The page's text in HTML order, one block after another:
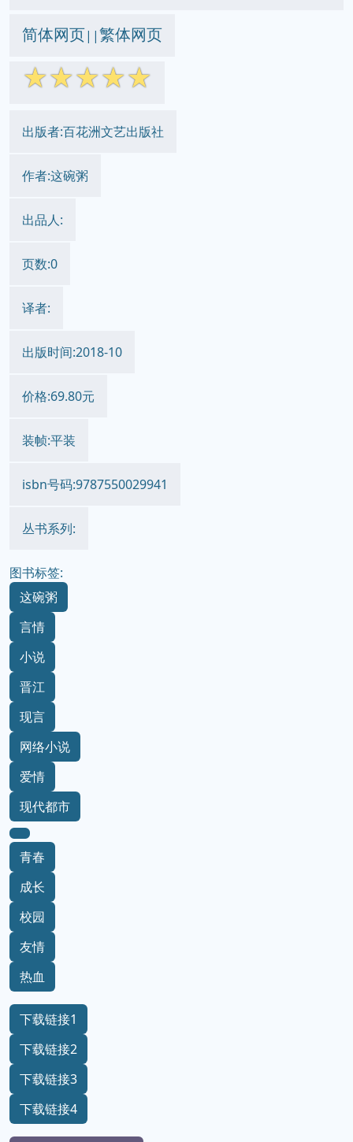
简体网页||繁体网页
☆☆☆☆☆
出版者:百花洲文艺出版社
作者:这碗粥
出品人:
页数:0
译者:
出版时间:2018-10
价格:69.80元
装帧:平装
isbn号码:9787550029941
丛书系列:
图书标签:
这碗粥
言情
小说
晋江
现言
网络小说
爱情
现代都市
青春
成长
校园
友情
热血
下载链接1
下载链接2
下载链接3
下载链接4